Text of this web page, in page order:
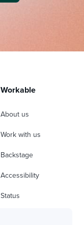
Workable
About us
Work with us
Backstage
Accessibility
Status